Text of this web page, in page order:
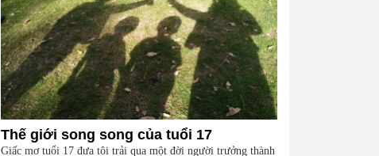
Thế giới song song của tuổi 17
Giấc mơ tuổi 17 đưa tôi trải qua một đời người trưởng thành